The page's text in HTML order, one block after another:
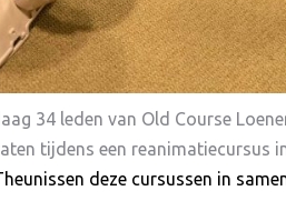
34 leden van Old Course
tijdens een reanimatiecursus
deze cursussen in